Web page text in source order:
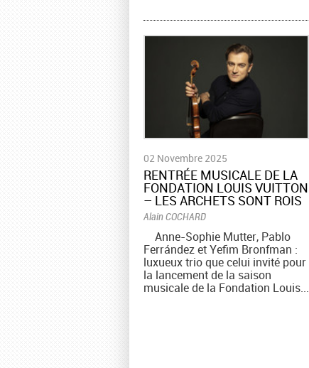
02 Novembre 2025
​RENTRÉE MUSICALE DE LA
FONDATION LOUIS VUITTON
– LES ARCHETS SONT ROIS
Alain COCHARD
Anne-Sophie Mutter, Pablo
Ferrández et Yefim Bronfman :
luxueux trio que celui invité pour
la lancement de la saison
musicale de la Fondation Louis...